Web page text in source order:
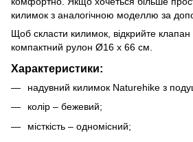
килимок з аналогічною моделлю за
Щоб скласти килимок, відкрийте клапан і
компактний рулон Ø16 х 66 см.
Характеристики:
надувний килимок Naturehike з
колір – бежевий;
місткість – одномісний;